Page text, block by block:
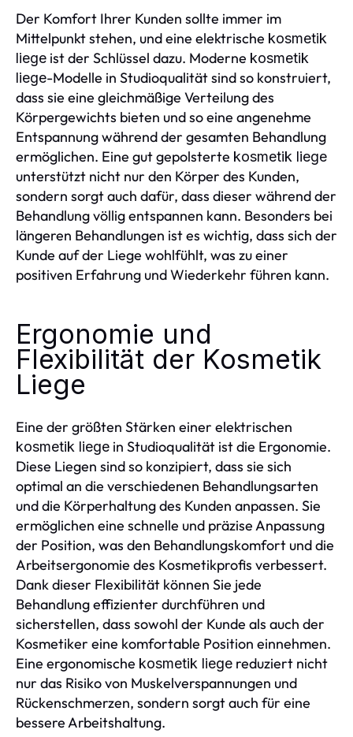
Der Komfort Ihrer Kunden sollte immer im
Mittelpunkt stehen, und eine elektrische kosmetik
liege ist der Schlüssel dazu. Moderne kosmetik
liege-Modelle in Studioqualität sind so konstruiert,
dass sie eine gleichmäßige Verteilung des
Körpergewichts bieten und so eine angenehme
Entspannung während der gesamten Behandlung
ermöglichen. Eine gut gepolsterte kosmetik liege
unterstützt nicht nur den Körper des Kunden,
sondern sorgt auch dafür, dass dieser während der
Behandlung völlig entspannen kann. Besonders bei
längeren Behandlungen ist es wichtig, dass sich der
Kunde auf der Liege wohlfühlt, was zu einer
positiven Erfahrung und Wiederkehr führen kann.
Ergonomie und
Flexibilität der Kosmetik
Liege
Eine der größten Stärken einer elektrischen
kosmetik liege in Studioqualität ist die Ergonomie.
Diese Liegen sind so konzipiert, dass sie sich
optimal an die verschiedenen Behandlungsarten
und die Körperhaltung des Kunden anpassen. Sie
ermöglichen eine schnelle und präzise Anpassung
der Position, was den Behandlungskomfort und die
Arbeitsergonomie des Kosmetikprofis verbessert.
Dank dieser Flexibilität können Sie jede
Behandlung effizienter durchführen und
sicherstellen, dass sowohl der Kunde als auch der
Kosmetiker eine komfortable Position einnehmen.
Eine ergonomische kosmetik liege reduziert nicht
nur das Risiko von Muskelverspannungen und
Rückenschmerzen, sondern sorgt auch für eine
bessere Arbeitshaltung.